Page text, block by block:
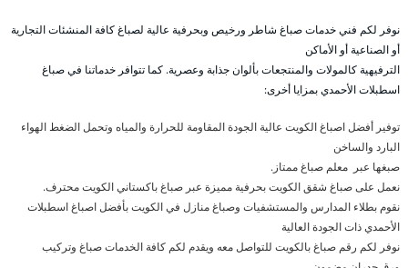
نوفر لكم فني خدمات صباغ شاطر ورخيص وبحرفية عالية لصباغ كافة المنشئات التجارية
أو الصناعية أو الأماكن
الترفيهية كالمولات والمنتجعات بألوان جذابة وعصرية. كما تتوافر خدماتنا في صباغ
اسطبلات الأحمدي بمزايا أخرى:
توفير أفضل اصباغ الكويت عالية الجودة المقاومة للحرارة والمياه وتحمل الضغط الهواء
البارد والساخن
صبغها عبر معلم صباغ ممتاز.
نعمل على صباغ شقق الكويت بحرفية مميزة عبر صباغ باكستاني الكويت محترف.
نقوم بطلاء المدارس والمستشفيات وصباغ منازل في الكويت بأفضل اصباغ اسطبلات
الأحمدي ذات الجودة العالية
نوفر لكم رقم صباغ بالكويت للتواصل معه ويقدم لكم كافة الخدمات صباغ وتركيب